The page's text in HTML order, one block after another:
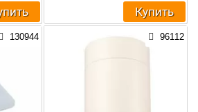
Купить
130944 96112